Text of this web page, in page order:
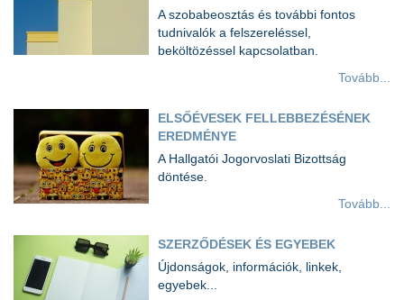
A szobabeosztás és további fontos
tudnivalók a felszereléssel,
beköltözéssel kapcsolatban.
Tovább...
ELSŐÉVESEK FELLEBBEZÉSÉNEK
EREDMÉNYE
A Hallgatói Jogorvoslati Bizottság
döntése.
Tovább...
SZERZŐDÉSEK ÉS EGYEBEK
Újdonságok, információk, linkek,
egyebek...